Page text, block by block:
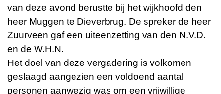
van deze avond berustte bij het wijkhoofd den
heer Muggen te Dieverbrug. De spreker de heer
Zuurveen gaf een uiteenzetting van den N.V.D.
en de W.H.N.
Het doel van deze vergadering is volkomen
geslaagd aangezien een voldoend aantal
personen aanwezig was om een vrijwillige